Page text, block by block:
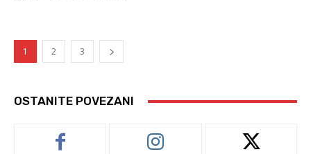
1 2 3
OSTANITE POVEZANI